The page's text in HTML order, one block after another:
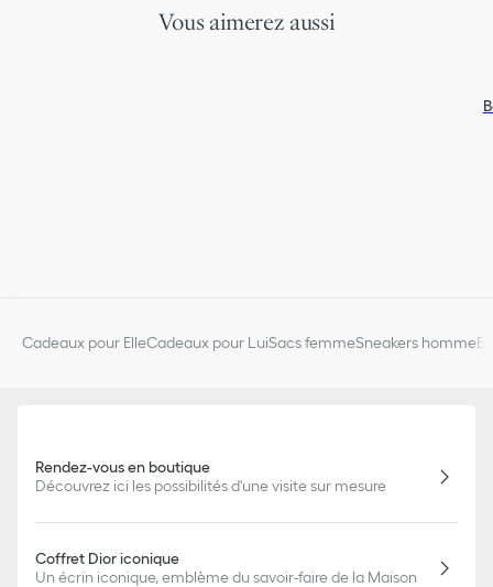
Vous aimerez aussi
Cadeaux pour ElleCadeaux pour LuiSacs femmeSneakers homme
Rendez-vous en boutique
Découvrez ici les possibilités d'une visite sur mesure
Coffret Dior iconique
Un écrin iconique, emblème du savoir-faire de la Maison